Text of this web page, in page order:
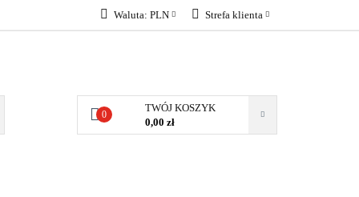
Waluta: PLN Strefa klienta
Dodaj zgłoszenie
Zgody cookies
0
TWÓJ KOSZYK
0,00 zł
KONTAKT